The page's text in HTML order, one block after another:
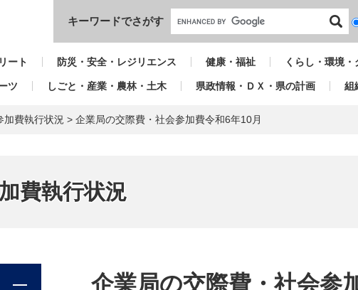
本文へ
キーワードでさがす
ート 防災・安全・レジリエンス 健康・福祉 くらし・環境
ツ しごと・産業・農林・土木 県政情報・ＤＸ・県の計画 組
加費執行状況 > 企業局の交際費・社会参加費令和6年10月
費執行状況
企業局の交際費・社会参